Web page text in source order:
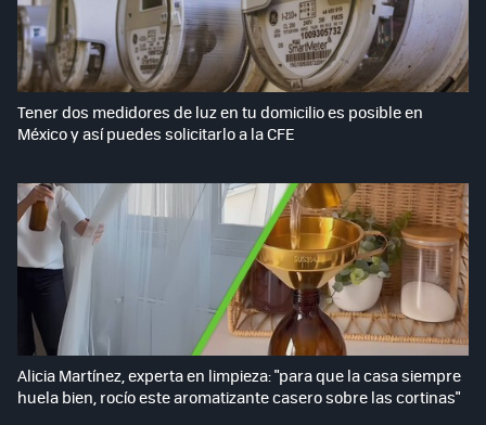
Tener dos medidores de luz en tu domicilio es posible en
México y así puedes solicitarlo a la CFE
Alicia Martínez, experta en limpieza: "para que la casa siempre
huela bien, rocío este aromatizante casero sobre las cortinas"